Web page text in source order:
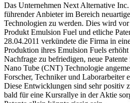
Das Unternehmen Next Alternative
führender Anbieter im Bereich
Technologien zu werden. Dies wird
Produkt Emulsion Fuel und etliche
28.04.2011 verkündete die Firma in
Produktion ihres Emulsion Fuels
Nachfrage zu befriedigen, neue
Nano Tube (CNT) Technologie
Forscher, Techniker und Laborarbeiter
Diese Entwicklungen sind sehr positiv
bald für eine Kursrallye in der Aktie